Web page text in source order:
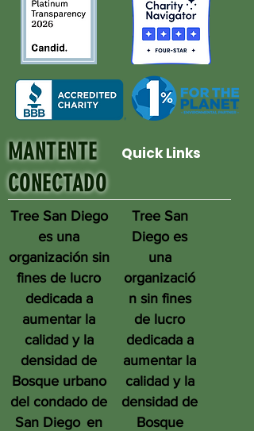
MANTENTE
CONECTADO
Quick Links
Tree San Diego
es una
organización sin
fines de lucro
dedicada a
aumentar la
calidad y la
densidad de
Bosque urbano
del condado de
San Diego en
Tree San
Diego es
una
organizació
n sin fines
de lucro
dedicada a
aumentar la
calidad y la
densidad de
Bosque